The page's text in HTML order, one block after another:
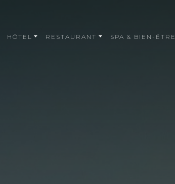
HÔTEL RESTAURANT SPA & BIEN-ÊTRE